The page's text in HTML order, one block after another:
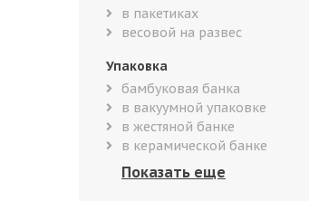
в пакетиках
весовой на развес
Упаковка
бамбуковая банка
в вакуумной упаковке
в жестяной банке
в керамической банке